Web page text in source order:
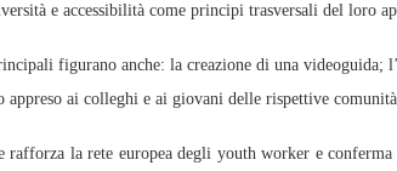
e accessibilità come principi trasversali del loro
figurano anche: la creazione di una videoguida;
appreso ai colleghi e ai giovani delle rispettive comunità
rafforza la rete europea degli youth worker e